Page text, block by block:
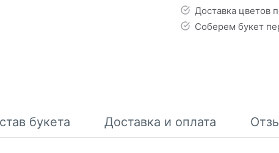
Доставка цветов
Соберем букет
букета Доставка и оплата